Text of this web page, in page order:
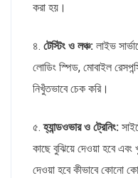
করা হয়।
৪. টেস্টিং ও লঞ্চ: লাইভ
লোডিং স্পিড, মোবাইল
নিখুঁতভাবে চেক করি।
৫.হ্যান্ডওভার ও ট্রেনিং:
কাছে বুঝিয়ে দেওয়া হবে
দেওয়া হবে কীভাবে কোনো